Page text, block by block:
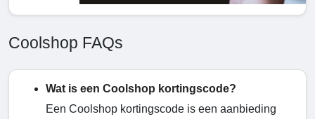
Coolshop FAQs
Wat is een Coolshop kortingscode?
Een Coolshop kortingscode is een aanbieding